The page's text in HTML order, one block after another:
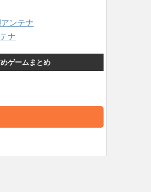
ンテナ
ナ
ゲームまとめ